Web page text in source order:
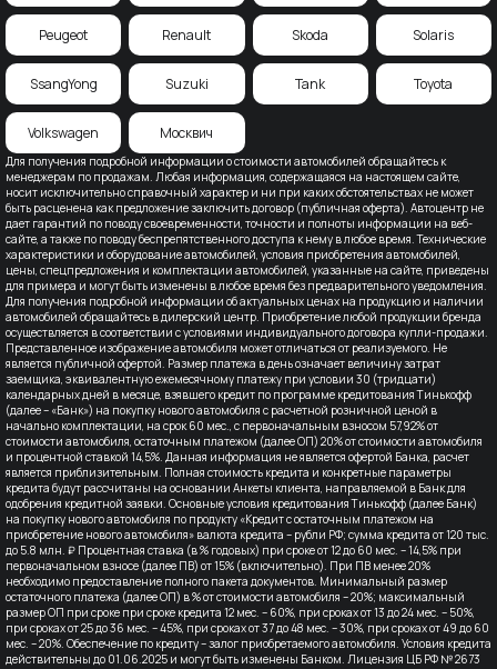
Для получения подробной информации о стоимости автомобилей обращайтесь к
менеджерам по продажам. Любая информация, содержащаяся на настоящем сайте,
носит исключительно справочный характер и ни при каких обстоятельствах не может
быть расценена как предложение заключить договор (публичная оферта). Автоцентр не
дает гарантий по поводу своевременности, точности и полноты информации на веб-
сайте, а также по поводу беспрепятственного доступа к нему в любое время. Технические
характеристики и оборудование автомобилей, условия приобретения автомобилей,
цены, спецпредложения и комплектации автомобилей, указанные на сайте, приведены
для примера и могут быть изменены в любое время без предварительного уведомления.
Для получения подробной информации об актуальных ценах на продукцию и наличии
автомобилей обращайтесь в дилерский центр. Приобретение любой продукции бренда
осуществляется в соответствии с условиями индивидуального договора купли-продажи.
Представленное изображение автомобиля может отличаться от реализуемого. Не
является публичной офертой. Размер платежа в день означает величину затрат
заемщика, эквивалентную ежемесячному платежу при условии 30 (тридцати)
календарных дней в месяце, взявшего кредит по программе кредитования Тинькофф
(далее – «Банк») на покупку нового автомобиля с расчетной розничной ценой в
начально комплектации, на срок 60 мес., с первоначальным взносом 57,92% от
стоимости автомобиля, остаточным платежом (далее ОП) 20% от стоимости автомобиля
и процентной ставкой 14,5%. Данная информация не является офертой Банка, расчет
является приблизительным. Полная стоимость кредита и конкретные параметры
кредита будут рассчитаны на основании Анкеты клиента, направляемой в Банк для
одобрения кредитной заявки. Основные условия кредитования Тинькофф (далее Банк)
на покупку нового автомобиля по продукту «Кредит с остаточным платежом на
приобретение нового автомобиля» валюта кредита – рубли РФ; сумма кредита от 120 тыс.
до 5.8 млн. ₽ Процентная ставка (в % годовых) при сроке от 12 до 60 мес. – 14,5% при
первоначальном взносе (далее ПВ) от 15% (включительно). При ПВ менее 20%
необходимо предоставление полного пакета документов. Минимальный размер
остаточного платежа (далее ОП) в % от стоимости автомобиля – 20%; максимальный
размер ОП при сроке при сроке кредита 12 мес. – 60%, при сроках от 13 до 24 мес. – 50%,
при сроках от 25 до 36 мес. – 45%, при сроках от 37 до 48 мес. – 30%, при сроках от 49 до 60
мес. – 20%. Обеспечение по кредиту – залог приобретаемого автомобиля. Условия кредита
действительны до 01.06.2025 и могут быть изменены Банком. Лицензия ЦБ РФ № 2673
Peugeot Renault Skoda Solaris
SsangYong Suzuki Tank Toyota
Volkswagen Москвич